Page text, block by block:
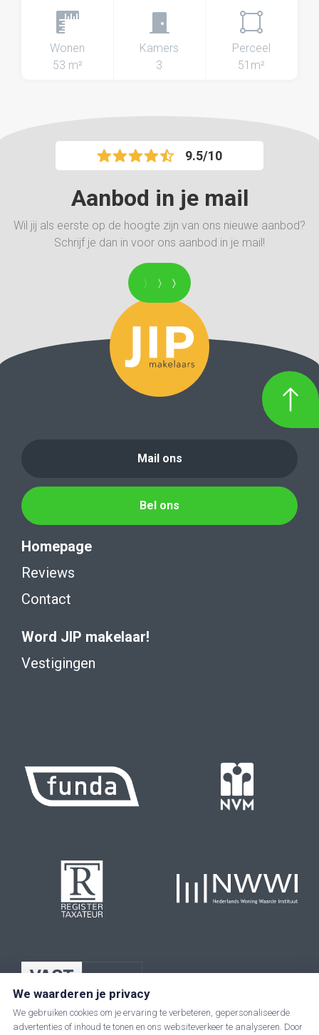
Wonen
53 m²
Kamers
3
Perceel
51m²
9.5/10
Aanbod in je mail
Wil jij als eerste op de hoogte zijn van ons nieuwe aanbod?
Schrijf je dan in voor ons aanbod in je mail!
Mail ons
Bel ons
Homepage
Reviews
Contact
Word JIP makelaar!
Vestigingen
We waarderen je privacy
We gebruiken cookies om je ervaring te verbeteren, gepersonaliseerde
advertenties of inhoud te tonen en ons websiteverkeer te analyseren. Door